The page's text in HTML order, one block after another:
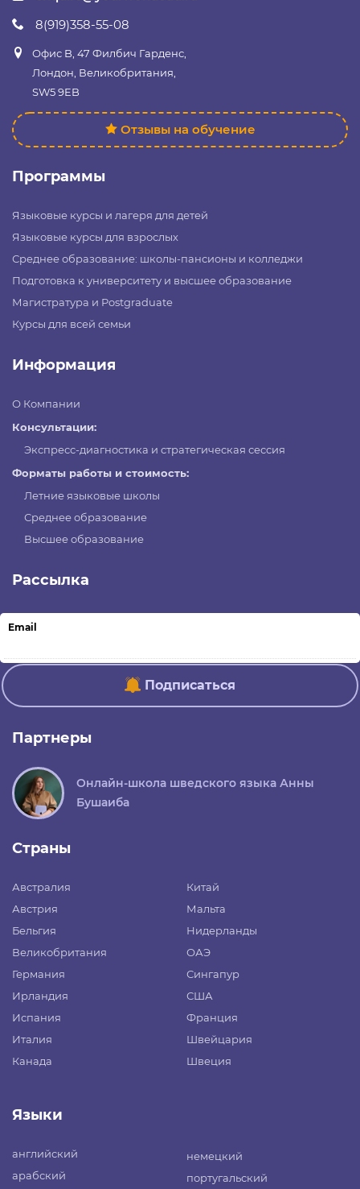
8(919)358-55-08
Офис B, 47 Филбич Гарденс,
Лондон, Великобритания,
SW5 9EB
Отзывы на обучение
Программы
Языковые курсы и лагеря для детей
Языковые курсы для взрослых
Среднее образование: школы-пансионы и колледжи
Подготовка к университету и высшее образование
Магистратура и Postgraduate
Курсы для всей семьи
Информация
О Компании
Консультации:
Экспресс-диагностика и стратегическая сессия
Форматы работы и стоимость:
Летние языковые школы
Среднее образование
Высшее образование
Рассылка
Email
Подписаться
Партнеры
Онлайн-школа шведского языка Анны
Бушаиба
Страны
Австралия
Австрия
Бельгия
Великобритания
Германия
Ирландия
Испания
Италия
Канада
Китай
Мальта
Нидерланды
ОАЭ
Сингапур
США
Франция
Швейцария
Швеция
Языки
английский
арабский
немецкий
португальский